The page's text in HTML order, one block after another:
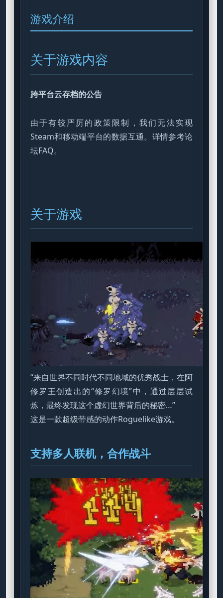
游戏介绍
关于游戏内容
跨平台云存档的公告
由于有较严厉的政策限制，我们无法实现
Steam和移动端平台的数据互通。详情参考论
坛FAQ。
关于游戏
“来自世界不同时代不同地域的优秀战士，在阿
修罗王创造出的“修罗幻境”中，通过层层试
炼，最终发现这个虚幻世界背后的秘密…”
这是一款超级带感的动作Roguelike游戏。
支持多人联机，合作战斗